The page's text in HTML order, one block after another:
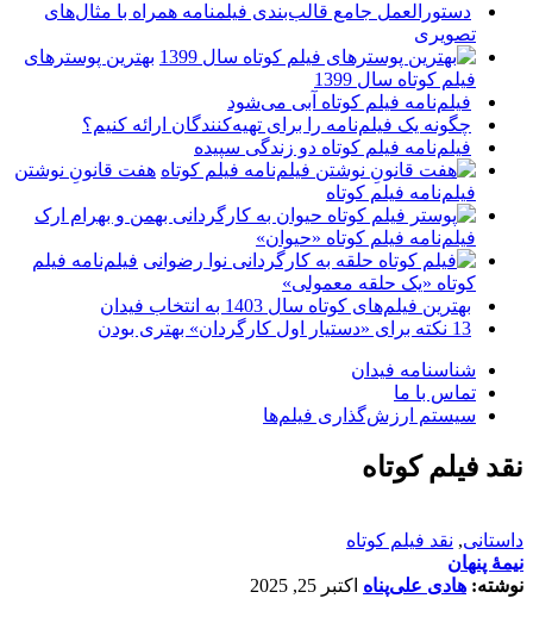
دستورالعمل جامع قالب‌بندی فیلمنامه همراه با مثال‌های
تصویری
بهترین پوسترهای
فیلم کوتاه سال 1399
فیلم‌نامه فیلم کوتاه آبی می‌شود
چگونه یک فیلم‌نامه را برای تهیه‌کنندگان ارائه کنیم؟
فیلم‌نامه فیلم کوتاه دو زندگی سپیده
هفت قانونِ نوشتن
فیلم‌نامه فیلم کوتاه
فیلم‌نامه فیلم کوتاه «حیوان»
فیلم‌نامه فیلم
کوتاه «یک حلقه معمولی»
بهترین فیلم‌های کوتاه سال 1403 به انتخاب فیدان
13 نکته برای «دستیار اول کارگردان» بهتری بودن
شناسنامه فیدان
تماس با ما
سیستم ارزش‌گذاری فیلم‌ها
نقد فیلم کوتاه
داستانی, نقد فیلم کوتاه
نیمۀ پنهان
نوشته: هادی علی‌پناه اکتبر 25, 2025